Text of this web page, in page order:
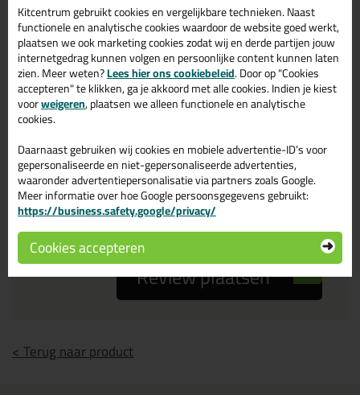
Je ervaring
Beoordeling
Zou jij dit product aanbevelen bij anderen?
ja
nee
Review plaatsen
< Terug naar product
Kitcentrum gebruikt cookies en vergelijkbare technieken. Naast
functionele en analytische cookies waardoor de website goed werkt,
plaatsen we ook marketing cookies zodat wij en derde partijen jouw
internetgedrag kunnen volgen en persoonlijke content kunnen laten
zien. Meer weten?Lees hier ons cookiebeleid. Door op "Cookies
accepteren" te klikken, ga je akkoord met alle cookies. Indien je kiest
voorweigeren, plaatsen we alleen functionele en analytische
cookies.
Daarnaast gebruiken wij cookies en mobiele advertentie-ID’s voor
gepersonaliseerde en niet-gepersonaliseerde advertenties,
waaronder advertentiepersonalisatie via partners zoals Google.
Meer informatie over hoe Google persoonsgegevens gebruikt:
https://business.safety.google/privacy/
Cookies accepteren